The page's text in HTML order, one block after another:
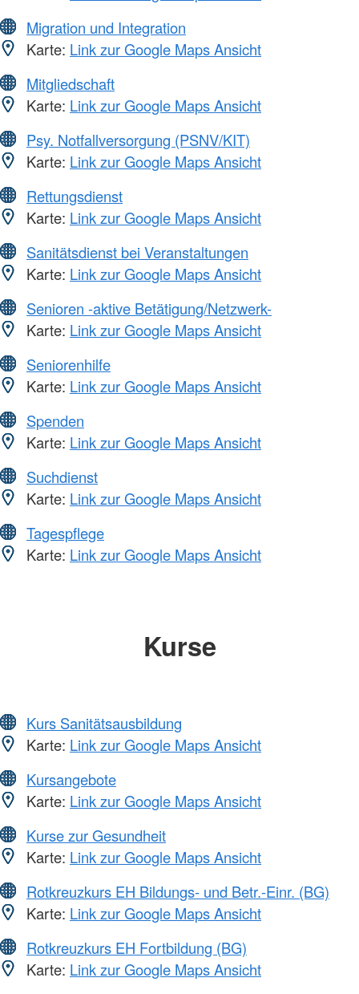
Migration und Integration
Karte: Link zur Google Maps Ansicht
Mitgliedschaft
Karte: Link zur Google Maps Ansicht
Psy. Notfallversorgung (PSNV/KIT)
Karte: Link zur Google Maps Ansicht
Rettungsdienst
Karte: Link zur Google Maps Ansicht
Sanitätsdienst bei Veranstaltungen
Karte: Link zur Google Maps Ansicht
Senioren -aktive Betätigung/Netzwerk-
Karte: Link zur Google Maps Ansicht
Seniorenhilfe
Karte: Link zur Google Maps Ansicht
Spenden
Karte: Link zur Google Maps Ansicht
Suchdienst
Karte: Link zur Google Maps Ansicht
Tagespflege
Karte: Link zur Google Maps Ansicht
Kurse
Kurs Sanitätsausbildung
Karte: Link zur Google Maps Ansicht
Kursangebote
Karte: Link zur Google Maps Ansicht
Kurse zur Gesundheit
Karte: Link zur Google Maps Ansicht
Rotkreuzkurs EH Bildungs- und Betr.-Einr. (BG)
Karte: Link zur Google Maps Ansicht
Rotkreuzkurs EH Fortbildung (BG)
Karte: Link zur Google Maps Ansicht